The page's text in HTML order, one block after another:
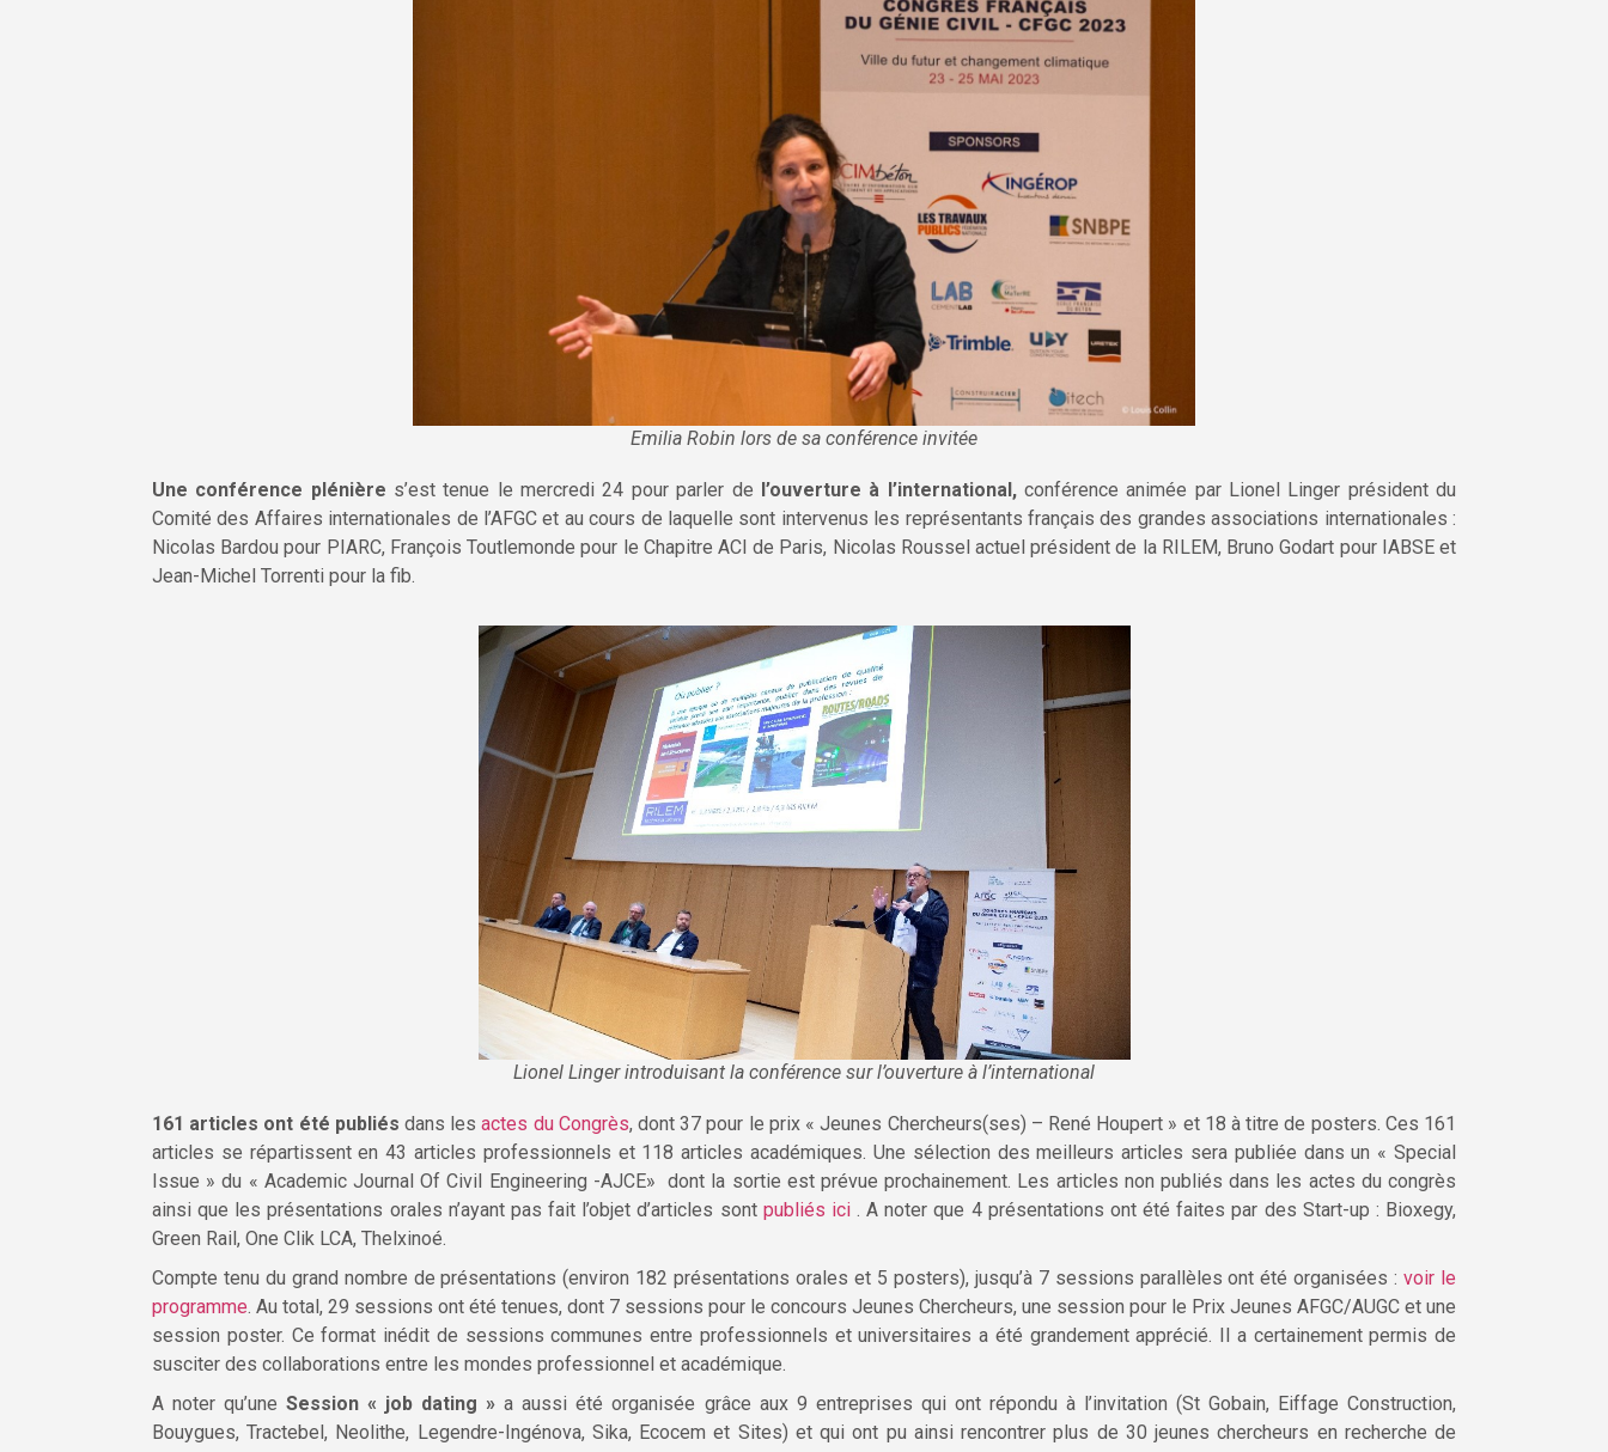
Emilia Robin lors de sa conférence invitée
Une conférence plénière s’est tenue le mercredi 24 pour parler de l’ouverture à l’international,conférence animée par Lionel Linger président du
Comité des Affaires internationales de l’AFGC et au cours de laquelle sont intervenus les représentants français des grandes associations internationales :
Nicolas Bardou pour PIARC, François Toutlemonde pour le Chapitre ACI de Paris, Nicolas Roussel actuel président de la RILEM, Bruno Godart pour IABSE et
Jean-Michel Torrenti pour la fib.
Lionel Linger introduisant la conférence sur l’ouverture à l’international
161 articles ont été publiés dans lesactes du Congrès, dont 37 pour le prix « Jeunes Chercheurs(ses) – René Houpert » et 18 à titre de posters. Ces 161
articles se répartissent en 43 articles professionnels et 118 articles académiques. Une sélection des meilleurs articles sera publiée dans un « Special
Issue » du « Academic Journal Of Civil Engineering -AJCE» dont la sortie est prévue prochainement. Les articles non publiés dans les actes du congrès
ainsi que les présentations orales n’ayant pas fait l’objet d’articles sont publiés ici. A noter que 4 présentations ont été faites par des Start-up : Bioxegy,
Green Rail, One Clik LCA, Thelxinoé.
Compte tenu du grand nombre de présentations (environ 182 présentations orales et 5 posters), jusqu’à 7 sessions parallèles ont été organisées :voir le
programme. Au total, 29 sessions ont été tenues, dont 7 sessions pour le concours Jeunes Chercheurs, une session pour le Prix Jeunes AFGC/AUGC et une
session poster. Ce format inédit de sessions communes entre professionnels et universitaires a été grandement apprécié. Il a certainement permis de
susciter des collaborations entre les mondes professionnel et académique.
A noter qu’uneSession « job dating » a aussi été organisée grâce aux 9 entreprises qui ont répondu à l’invitation (St Gobain, Eiffage Construction,
Bouygues, Tractebel, Neolithe, Legendre-Ingénova, Sika, Ecocem et Sites) et qui ont pu ainsi rencontrer plus de 30 jeunes chercheurs en recherche de